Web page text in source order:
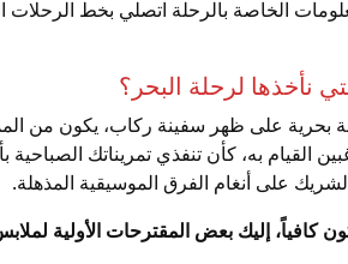
الخاصة بالرحلة اتصلي بخط الرحلات
نأخذها لرحلة البحر؟
بحرية على ظهر سفينة ركاب، يكون من
القيام به، كأن تنفذي تمريناتك
على أنغام الفرق الموسيقية المذهلة.
كافياً، إليك بعض المقترحات الأولية